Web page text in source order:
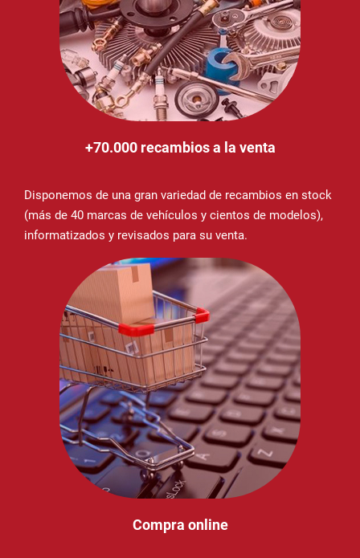
+70.000 recambios a la venta
Disponemos de una gran variedad de recambios en stock
(más de 40 marcas de vehículos y cientos de modelos),
informatizados y revisados para su venta.
Compra online